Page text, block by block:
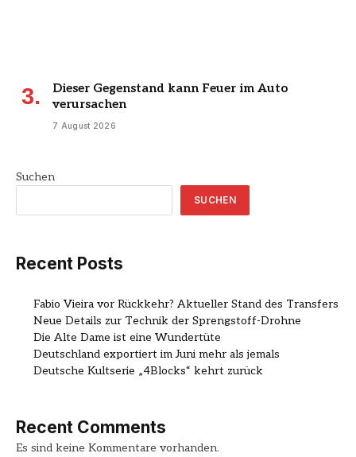
Dieser Gegenstand kann Feuer im Auto
verursachen
7 August 2026
Suchen
SUCHEN
Recent Posts
Fabio Vieira vor Rückkehr? Aktueller Stand des Transfers
Neue Details zur Technik der Sprengstoff-Drohne
Die Alte Dame ist eine Wundertüte
Deutschland exportiert im Juni mehr als jemals
Deutsche Kultserie „4Blocks“ kehrt zurück
Recent Comments
Es sind keine Kommentare vorhanden.